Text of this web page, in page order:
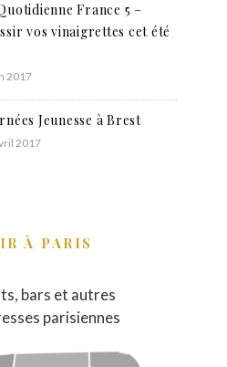
France 5 –
vos vinaigrettes cet été
2017
Jeunesse à Brest
2017
À PARIS
bars et autres
parisiennes